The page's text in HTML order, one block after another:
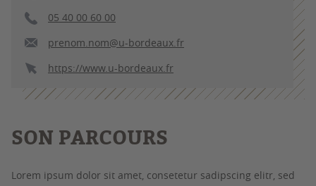
05 40 00 60 00
prenom.nom@u-bordeaux.fr
https://www.u-bordeaux.fr
SON PARCOURS
Lorem ipsum dolor sit amet, consetetur sadipscing elitr, sed